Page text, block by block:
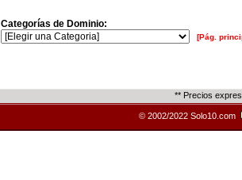
Categorías de Dominio:
[Pág.
** Precios
© 2002/2022 Solo10.com